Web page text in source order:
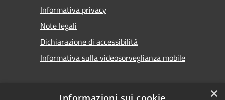
Informativa privacy
Note legali
Dichiarazione di accessibilità
Informativa sulla videosorveglianza mobile
×